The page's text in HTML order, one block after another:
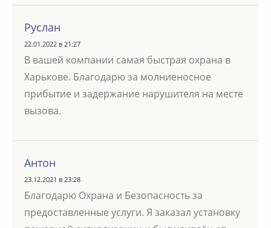
Руслан
22.01.2022 в 21:27
В вашей компании самая быстрая охрана в
Харькове. Благодарю за молниеносное
прибытие и задержание нарушителя на месте
вызова.
Антон
23.12.2021 в 23:28
Благодарю Охрана и Безопасность за
предоставленные услуги. Я заказал установку